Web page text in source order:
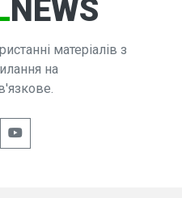
NEWS
матеріалів з
на